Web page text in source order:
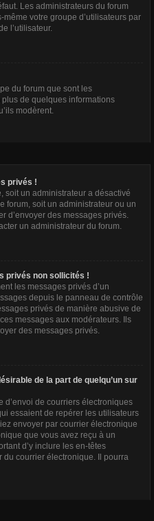
Les administrateurs du forum
votre groupe d’utilisateurs par
l’utilisateur.
du forum que sont les
de quelques informations
modèrent.
privés !
soit un administrateur a désactivé
forum, soit un administrateur ou un
d’envoyer des messages privés.
un administrateur du forum.
privés non sollicités !
les messages privés d’un
depuis le panneau de contrôle
privés de manière abusive de
messages aux modérateurs. Ils
des messages privés.
de la part de quelqu’un sur
d’envoi de courriers électroniques
essaient de repérer les utilisateurs
envoyer par courrier électronique
que vous avez reçu à un
d’y inclure les en-têtes
du courrier électronique. Il pourra